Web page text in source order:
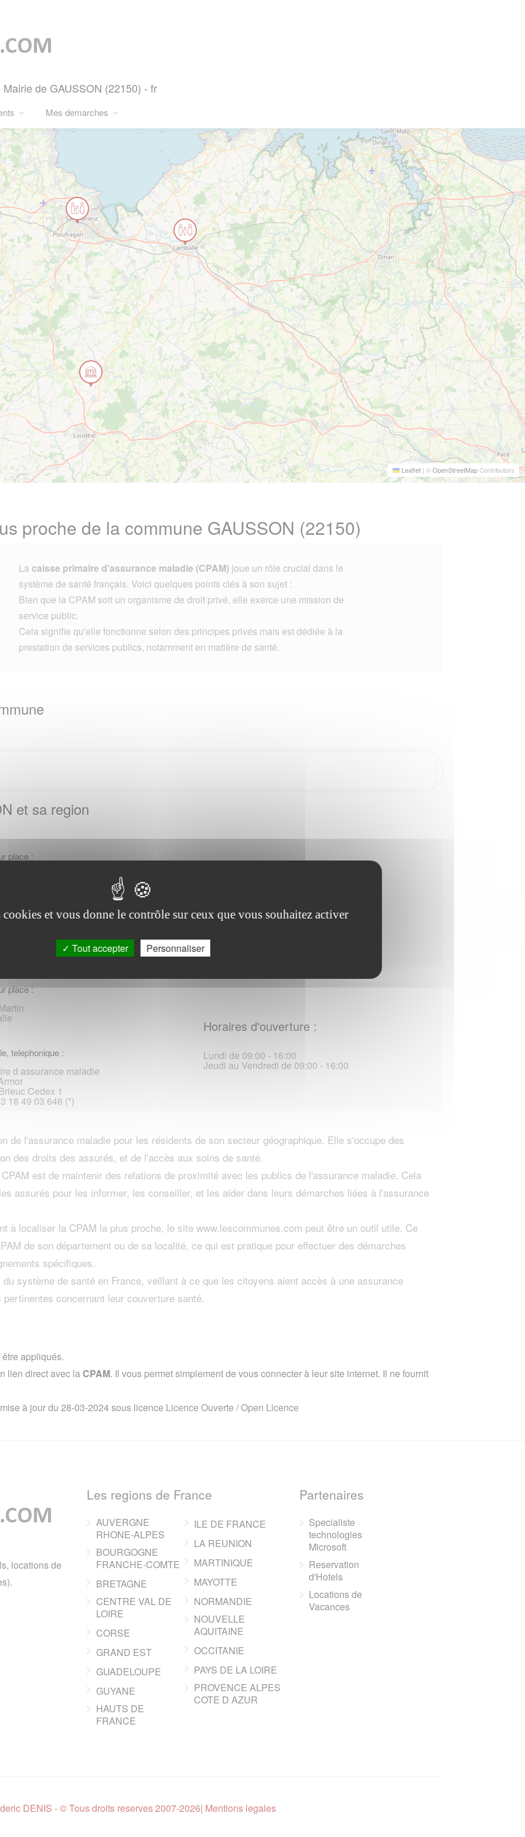
de GAUSSON (22150) - fr
Mes demarches
Leaflet | ©OpenStreetMapContributors
proche de la commune GAUSSON (22150)
Lacaisse primaire d'assurance maladie (CPAM)joue un rôle crucial dans le
système de santé français. Voici quelques points clés à son sujet :
Bien que la CPAM soit un organisme de droit privé, elle exerce une mission de
service public.
Cela signifie qu'elle fonctionne selon des principes privés mais est dédiée à la
prestation de services publics, notamment en matière de santé.
et sa region
place :
telephonique :
18 49 03 646 (*)
Lundi au Vendredi de 09:00 - 12:00 /
14:00 - 17:00
place :
telephonique :
d assurance maladie
Cedex 1
18 49 03 646 (*)
Horaires d'ouverture :
Lundi de 09:00 - 16:00
Jeudi au Vendredi de 09:00 - 16:00
de l'assurance maladie pour les résidents de son secteur géographique. Elle s'occupe des
des droits des assurés, et de l'accès aux soins de santé.
est de maintenir des relations de proximité avec les publics de l'assurance maladie. Cela
assurés pour les informer, les conseiller, et les aider dans leurs démarches liées à l'assurance
à localiser la CPAM la plus proche, le site www.lescommunes.com peut être un outil utile. Ce
de son département ou de sa localité, ce qui est pratique pour effectuer des démarches
spécifiques.
système de santé en France, veillant à ce que les citoyens aient accès à une assurance
concernant leur couverture santé.
appliqués.
lien direct avec laCPAM. Il vous permet simplement de vous connecter à leur site internet. Il ne fournit
à jour du 28-03-2024 sous licence Licence Ouverte / Open Licence
locations de
Les regions de France
AUVERGNE
RHONE-ALPES
BOURGOGNE
FRANCHE-COMTE
BRETAGNE
CENTRE VAL DE
LOIRE
CORSE
GRAND EST
GUADELOUPE
GUYANE
HAUTS DE
FRANCE
ILE DE FRANCE
LA REUNION
MARTINIQUE
MAYOTTE
NORMANDIE
NOUVELLE
AQUITAINE
OCCITANIE
PAYS DE LA LOIRE
PROVENCE ALPES
COTE D AZUR
Partenaires
Specialiste
technologies
Microsoft
Reservation
d'Hotels
Locations de
Vacances
DENIS - © Tous droits reserves 2007-2026| Mentions legales
et vous donne le contrôle sur ceux que vous souhaitez activer
Tout accepter Personnaliser